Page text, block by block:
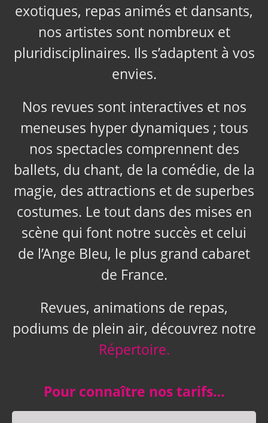
exotiques, repas animés et dansants,
nos artistes sont nombreux et
pluridisciplinaires. Ils s’adaptent à vos
envies.
Nos revues sont interactives et nos
meneuses hyper dynamiques ; tous
nos spectacles comprennent des
ballets, du chant, de la comédie, de la
magie, des attractions et de superbes
costumes. Le tout dans des mises en
scène qui font notre succès et celui
de l’Ange Bleu, le plus grand cabaret
de France.
Revues, animations de repas,
podiums de plein air, découvrez notre
Répertoire.
Pour connaître nos tarifs…